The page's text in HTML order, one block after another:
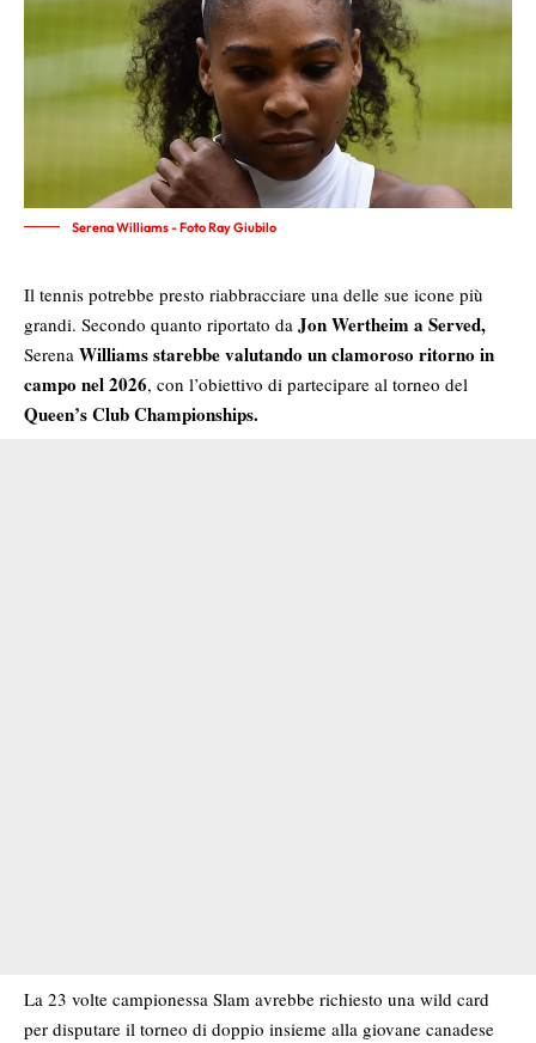
Serena Williams - Foto Ray Giubilo
Il tennis potrebbe presto riabbracciare una delle sue icone più
grandi. Secondo quanto riportato da Jon Wertheim a Served,
Serena Williams starebbe valutando un clamoroso ritorno in
campo nel 2026, con l’obiettivo di partecipare al torneo del
Queen’s Club Championships.
La 23 volte campionessa Slam avrebbe richiesto una wild card
per disputare il torneo di doppio insieme alla giovane canadese